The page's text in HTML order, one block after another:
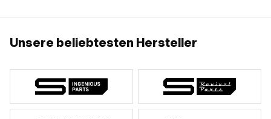
Unsere beliebtesten Hersteller